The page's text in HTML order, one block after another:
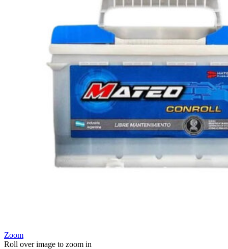
Zoom
Roll over image to zoom in